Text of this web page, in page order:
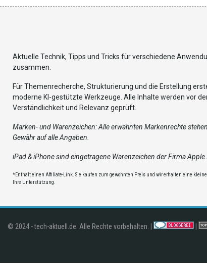
Aktuelle Technik, Tipps und Tricks für verschiedene
zusammen.
Für Themenrecherche, Strukturierung und die Erstellung
moderne KI-gestützte Werkzeuge. Alle Inhalte werden vor
Verständlichkeit und Relevanz geprüft.
Marken- und Warenzeichen: Alle erwähnten Markenrechte
Gewähr auf alle Angaben.
iPad & iPhone sind eingetragene Warenzeichen der Firma
*Enthält einen Affiliate-Link. Sie kaufen zum gewohnten Preis und wir erhalten eine
Ihre Unterstützung.
© 2024 - tech-aktuell.de. Alle Rechte vorbehalten. |